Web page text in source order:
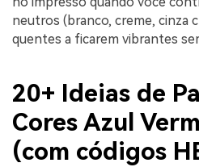
neutros (branco, creme, cinza
quentes a ficarem vibrantes
20+ Ideias de
Cores Azul
(com códigos